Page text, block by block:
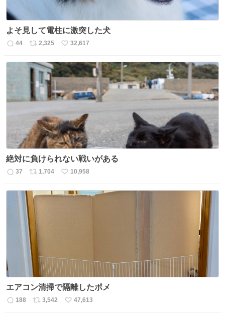
よそ見して電柱に激突した犬
返
数
44
リ
ス
ト
数
2,325
い
ね
数
32,617
絶対に負けられない戦いがある
返
37
リ
ス
ト
数
1,704
い
ね
10,958
エアコン清掃で隔離したポメ
返
188
リ
3,542
い
47,613